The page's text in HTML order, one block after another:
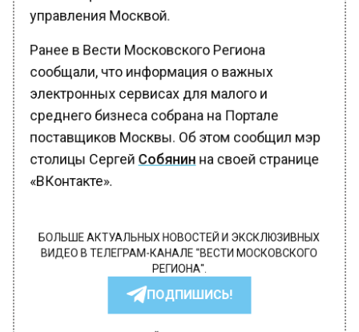
управления Москвой.
Ранее в Вести Московского Региона
сообщали, что информация о важных
электронных сервисах для малого и
среднего бизнеса собрана на Портале
поставщиков Москвы. Об этом сообщил мэр
столицы Сергей Собянин на своей странице
«ВКонтакте».
БОЛЬШЕ АКТУАЛЬНЫХ НОВОСТЕЙ И ЭКСКЛЮЗИВНЫХ
ВИДЕО В ТЕЛЕГРАМ-КАНАЛЕ "ВЕСТИ МОСКОВСКОГО
РЕГИОНА".
ПОДПИШИСЬ!